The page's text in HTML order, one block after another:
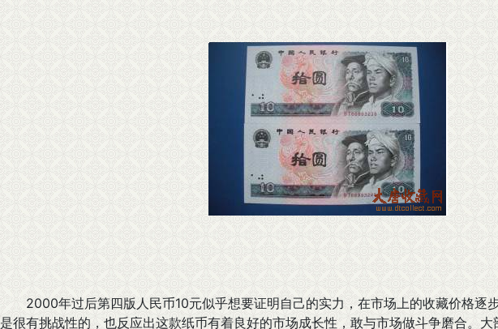
2000年过后第四版人民币10元似乎想要证明自己的实力，在市场上的收藏价格逐
是很有挑战性的，也反应出这款纸币有着良好的市场成长性，敢与市场做斗争磨合。